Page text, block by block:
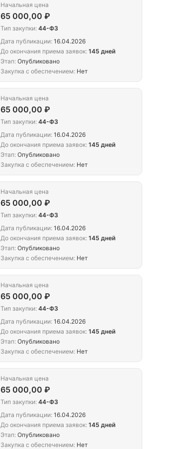
Начальная цена
65 000,00 ₽
Тип закупки: 44-ФЗ
Дата публикации: 16.04.2026
До окончания приема заявок: 145 дней
Этап: Опубликовано
Закупка с обеспечением: Нет
Начальная цена
65 000,00 ₽
Тип закупки: 44-ФЗ
Дата публикации: 16.04.2026
До окончания приема заявок: 145 дней
Этап: Опубликовано
Закупка с обеспечением: Нет
Начальная цена
65 000,00 ₽
Тип закупки: 44-ФЗ
Дата публикации: 16.04.2026
До окончания приема заявок: 145 дней
Этап: Опубликовано
Закупка с обеспечением: Нет
Начальная цена
65 000,00 ₽
Тип закупки: 44-ФЗ
Дата публикации: 16.04.2026
До окончания приема заявок: 145 дней
Этап: Опубликовано
Закупка с обеспечением: Нет
Начальная цена
65 000,00 ₽
Тип закупки: 44-ФЗ
Дата публикации: 16.04.2026
До окончания приема заявок: 145 дней
Этап: Опубликовано
Закупка с обеспечением: Нет